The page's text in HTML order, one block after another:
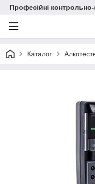
Професійні
Каталог